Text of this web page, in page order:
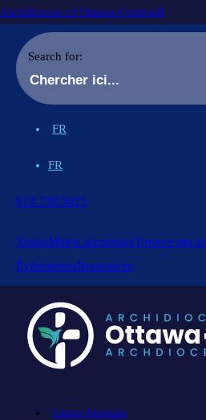
Archdiocese of Ottawa-Cornwall
Search for:
FR
FR
613.738.5025
VisionMilieu sécuritaireTrouver ma
ÉvénementsRessources
Centre diocésain